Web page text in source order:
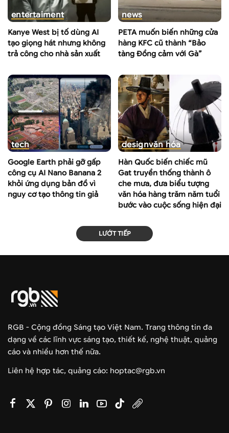
entertaiment
Kanye West bị tố dùng AI
tạo giọng hát nhưng không
trả công cho nhà sản xuất
news
PETA muốn biến những cửa
hàng KFC cũ thành “Bảo
tàng Đồng cảm với Gà”
tech
Google Earth phải gỡ gấp
công cụ AI Nano Banana 2
khỏi ứng dụng bản đồ vì
nguy cơ tạo thông tin giả
designvăn hóa
Hàn Quốc biến chiếc mũ
Gat truyền thống thành ô
che mưa, đưa biểu tượng
văn hóa hàng trăm năm tuổi
bước vào cuộc sống hiện đại
LƯỚT TIẾP
RGB - Cộng đồng Sáng tạo Việt Nam. Trang thông tin đa
dạng về các lĩnh vực sáng tạo, thiết kế, nghệ thuật, quảng
cáo và nhiều hơn thế nữa.
Liên hệ hợp tác, quảng cáo: hoptac@rgb.vn